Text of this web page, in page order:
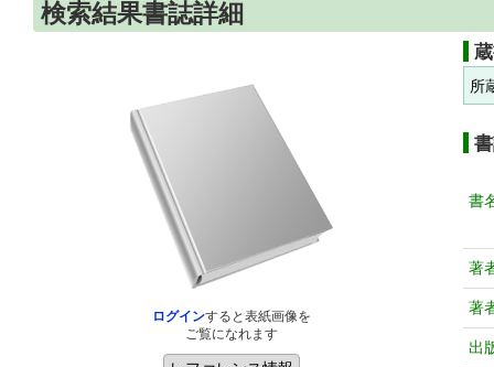
検索結果書誌詳細
ログインすると表紙画像を
ご覧になれます
所
書
著
著
出